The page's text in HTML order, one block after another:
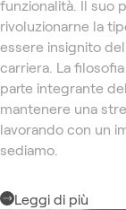
funzionalità. Il suo
rivoluzionarne la
essere insignito
carriera. La
parte integrante
mantenere una
lavorando con un
sediamo.
Leggi di più